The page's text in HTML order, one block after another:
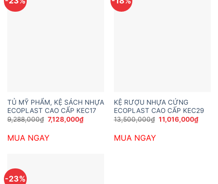
TỦ MỸ PHẨM, KỆ SÁCH NHỰA
ECOPLAST CAO CẤP KEC17
9,288,000₫ Giá
gốc
9,288,000₫.
7,128,000₫Giá
hiện
MUA NGAY
KỆ RƯỢU NHỰA CỨNG
ECOPLAST CAO CẤP KEC29
13,500,000₫ Giá
gốc
11,016,000₫Giá
hiện
MUA NGAY
-23%